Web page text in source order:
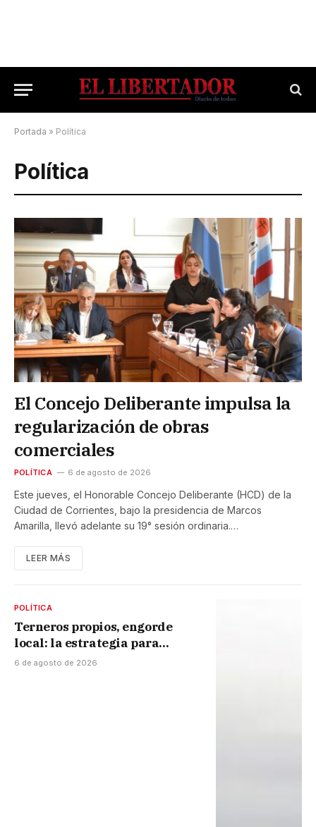
Portada » Política
Política
El Concejo Deliberante impulsa la
regularización de obras
comerciales
POLÍTICA 6 de agosto de 2026
Este jueves, el Honorable Concejo Deliberante (HCD) de la
Ciudad de Corrientes, bajo la presidencia de Marcos
Amarilla, llevó adelante su 19° sesión ordinaria.…
LEER MÁS
POLÍTICA
Terneros propios, engorde
local: la estrategia para
retener el valor cárnico
6 de agosto de 2026